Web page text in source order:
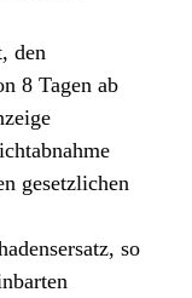
den
8 Tagen ab
gesetzlichen
so